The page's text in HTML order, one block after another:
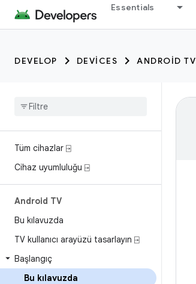
Essentials
DEVELOP DEVICES ANDROID TV
Tüm cihazlar ⍈
Cihaz uyumluluğu ⍈
Android TV
Bu kılavuzda
TV kullanıcı arayüzü tasarlayın ⍈
Başlangıç
Bu kılavuzda